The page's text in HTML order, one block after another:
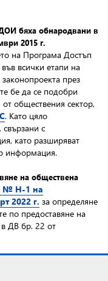
бяха обнародвани в
2015 г.
на Програма Достъп
всички етапи на
през
бе да се подобри
обществения сектор,
. Като цяло
с
като разширяват
информация.
на обществена
№ Н-1 на
2022 г. за определяне
по предоставяне на
ДВ бр. 22 от